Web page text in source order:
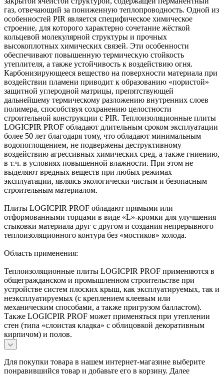
газ, отвечающий за пониженную теплопроводность. Одной из
особенностей PIR является специфическое химическое
строение, для которого характерно сочетание жёсткой
кольцевой молекулярной структуры и прочных
высокоплотных химических связей. Эти особенности
обеспечивают повышенную термическую стойкость
утеплителя, а также устойчивость к воздействию огня.
Карбонизирующееся вещество на поверхности материала при
воздействии пламени приводит к образованию «пористой»
защитной углеродной матрицы, препятствующей
дальнейшему термическому разложению внутренних слоев
полимера, способствуя сохранению целостности
строительной конструкции с PIR. Теплоизоляционные плиты
LOGICPIR PROF обладают длительным сроком эксплуатации
более 50 лет благодаря тому, что обладают минимальным
водопоглощением, не подвержены деструктивному
воздействию агрессивных химических сред, а также гниению,
в т.ч. в условиях повышенной влажности. При этом не
выделяют вредных веществ при любых режимах
эксплуатации, являясь экологически чистым и безопасным
строительным материалом.
Плиты LOGICPIR PROF обладают прямыми или
отформованными торцами в виде «L»-кромки для улучшения
стыковки материала друг с другом и создания непрерывного
теплоизоляционного контура без «мостиков» холода.
Область применения:
Теплоизоляционные плиты LOGICPIR PROF применяются в
общегражданском и промышленном строительстве при
устройстве систем плоских крыш, как эксплуатируемых, так и
неэксплуатируемых (с креплением клеевым или
механическим способами, а также пригрузом балластом).
Также LOGICPIR PROF может применяться при утеплении
стен (типа «слоистая кладка» с облицовкой декоративным
кирпичом) и полов.
Для покупки товара в нашем интернет-магазине выберите
понравившийся товар и добавьте его в корзину. Далее